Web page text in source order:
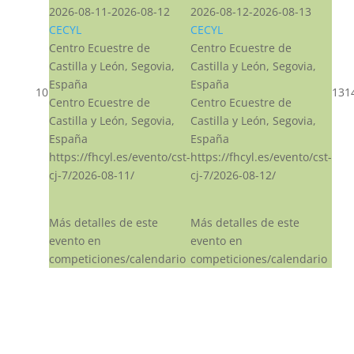
10
2026-08-11-2026-08-12
CECYL
Centro Ecuestre de
Castilla y León, Segovia,
España
Centro Ecuestre de
Castilla y León, Segovia,
España
https://fhcyl.es/evento/cst-
cj-7/2026-08-11/
Más detalles de este
evento en
competiciones/calendario
2026-08-12-2026-08-13
CECYL
Centro Ecuestre de
Castilla y León, Segovia,
España
Centro Ecuestre de
Castilla y León, Segovia,
España
https://fhcyl.es/evento/cst-
cj-7/2026-08-12/
Más detalles de este
evento en
competiciones/calendario
13